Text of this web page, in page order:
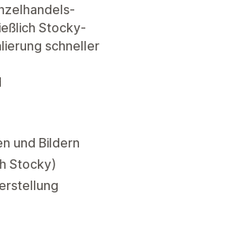
Stocky-
schneller
und Bildern
Stocky)